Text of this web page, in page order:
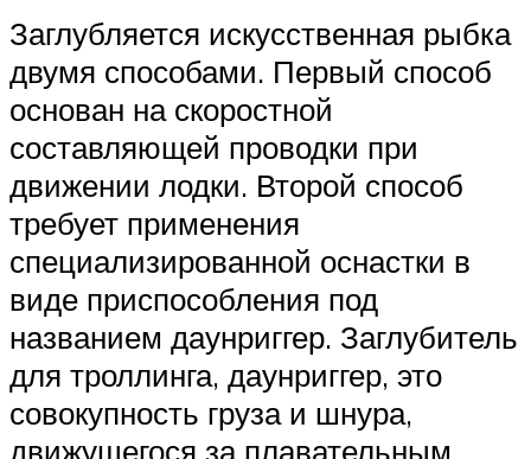
Заглубляется искусственная рыбка
двумя способами. Первый способ
основан на скоростной
составляющей проводки при
движении лодки. Второй способ
требует применения
специализированной оснастки в
виде приспособления под
названием даунриггер. Заглубитель
для троллинга, даунриггер, это
совокупность груза и шнура,
движущегося за плавательным